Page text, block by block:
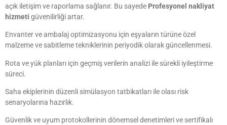
açık iletişim ve raporlama sağlanır. Bu sayede Profesyonel nakliyat
hizmeti güvenilirliği artar.
Envanter ve ambalaj optimizasyonu için eşyaların türüne özel
malzeme ve sabitleme tekniklerinin periyodik olarak güncellenmesi.
Rota ve yük planları için geçmiş verilerin analizi ile sürekli iyileştirme
süreci.
Saha ekiplerinin düzenli simülasyon tatbikatları ile olası risk
senaryolarına hazırlık.
Güvenlik ve uyum protokollerinin dönemsel denetimleri ve sertifikalı